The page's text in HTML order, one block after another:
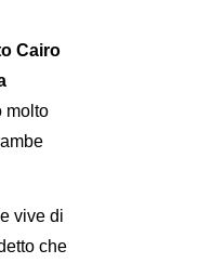
Cairo
molto
vive di
che